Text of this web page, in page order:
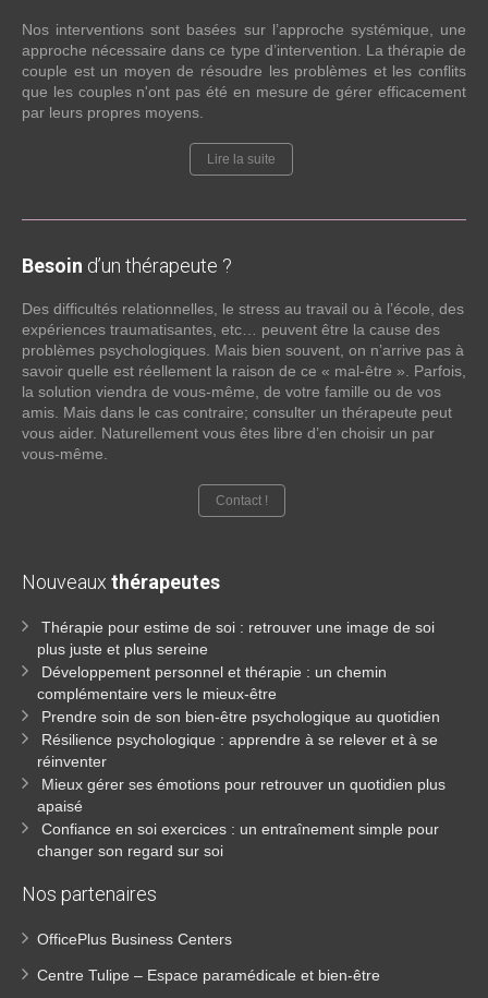
Nos interventions sont basées sur l’approche systémique, une
approche nécessaire dans ce type d’intervention. La thérapie de
couple est un moyen de résoudre les problèmes et les conflits
que les couples n'ont pas été en mesure de gérer efficacement
par leurs propres moyens.
Lire la suite
Besoin d’un thérapeute ?
Des difficultés relationnelles, le stress au travail ou à l’école, des
expériences traumatisantes, etc… peuvent être la cause des
problèmes psychologiques. Mais bien souvent, on n’arrive pas à
savoir quelle est réellement la raison de ce « mal-être ». Parfois,
la solution viendra de vous-même, de votre famille ou de vos
amis. Mais dans le cas contraire; consulter un thérapeute peut
vous aider. Naturellement vous êtes libre d’en choisir un par
vous-même.
Contact !
Nouveaux thérapeutes
Thérapie pour estime de soi : retrouver une image de soi
plus juste et plus sereine
Développement personnel et thérapie : un chemin
complémentaire vers le mieux-être
Prendre soin de son bien-être psychologique au quotidien
Résilience psychologique : apprendre à se relever et à se
réinventer
Mieux gérer ses émotions pour retrouver un quotidien plus
apaisé
Confiance en soi exercices : un entraînement simple pour
changer son regard sur soi
Nos partenaires
OfficePlus Business Centers
Centre Tulipe – Espace paramédicale et bien-être